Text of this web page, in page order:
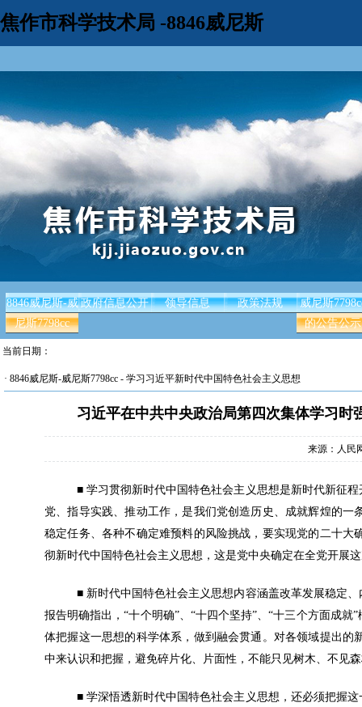
焦作市科学技术局 -8846威尼斯
8846威尼斯-威
尼斯7798cc
政府信息公开 领导信息 政策法规
威尼斯
的公告公示
当前日期：
· 8846威尼斯-威尼斯7798cc - 学习习近平新时代中国特色社会主义思想
习近平在中共中央政治局第四次集体学习
来源：人
■ 学习贯彻新时代中国特色社会主义思想是新时代新征
党、指导实践、推动工作，是我们党创造历史、成就辉煌的
稳定任务、各种不确定难预料的风险挑战，要实现党的二十
彻新时代中国特色社会主义思想，这是党中央确定在全党开展
■ 新时代中国特色社会主义思想内容涵盖改革发展稳定
报告明确指出，“十个明确”、“十四个坚持”、“十三个方面成
体把握这一思想的科学体系，做到融会贯通。对各领域提出
中来认识和把握，避免碎片化、片面性，不能只见树木、不见
■ 学深悟透新时代中国特色社会主义思想，还必须把握